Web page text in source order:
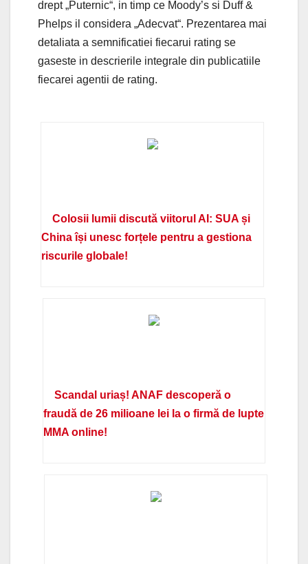
drept „Puternic“, in timp ce Moody’s si Duff &
Phelps il considera „Adecvat“. Prezentarea mai
detaliata a semnificatiei fiecarui rating se
gaseste in descrierile integrale din publicatiile
fiecarei agentii de rating.
Colosii lumii discută viitorul AI: SUA și
China își unesc forțele pentru a gestiona
riscurile globale!
Scandal uriaș! ANAF descoperă o
fraudă de 26 milioane lei la o firmă de lupte
MMA online!